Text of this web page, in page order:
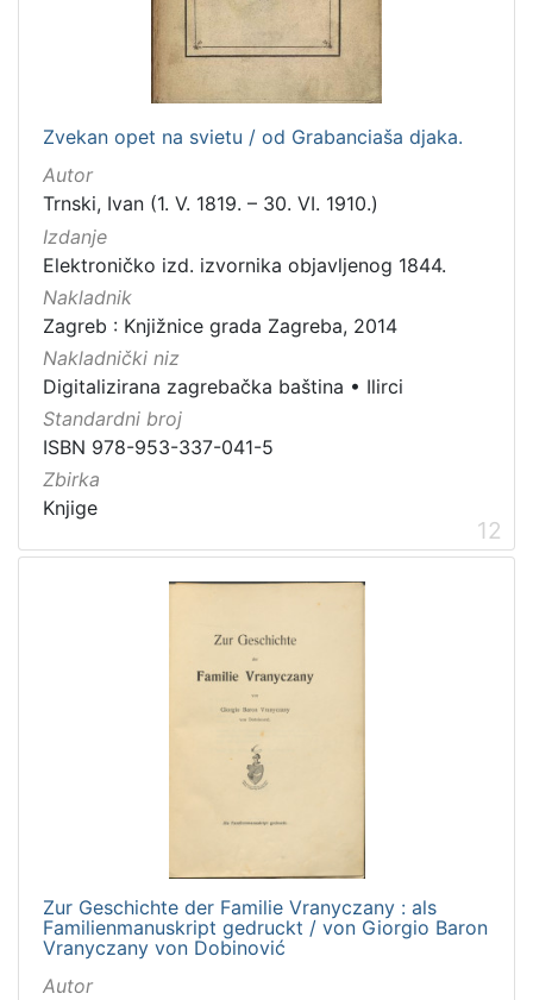
Zvekan opet na svietu / od Grabanciaša djaka.
Autor
Trnski, Ivan (1. V. 1819. – 30. VI. 1910.)
Izdanje
Elektroničko izd. izvornika objavljenog 1844.
Nakladnik
Zagreb : Knjižnice grada Zagreba, 2014
Nakladnički niz
Digitalizirana zagrebačka baština • Ilirci
Standardni broj
ISBN 978-953-337-041-5
Zbirka
Knjige
12
Zur Geschichte der Familie Vranyczany : als
Familienmanuskript gedruckt / von Giorgio Baron
Vranyczany von Dobinović
Autor